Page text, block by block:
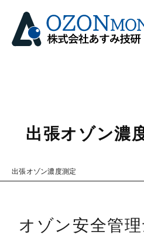
出張オゾン濃
出張オゾン濃度測定
オゾン安全管